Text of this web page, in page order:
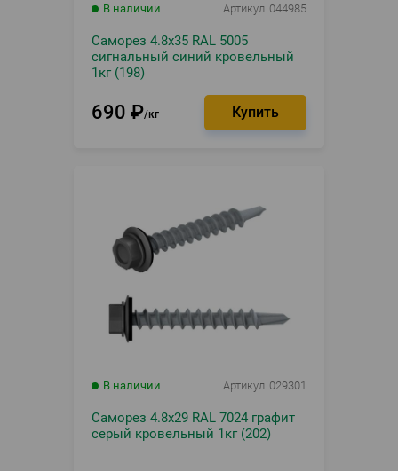
В наличии Артикул 044985
Саморез 4.8х35 RAL 5005
сигнальный синий кровельный
1кг (198)
690 ₽ кг
В наличии Артикул 029301
Саморез 4.8х29 RAL 7024 графит
серый кровельный 1кг (202)